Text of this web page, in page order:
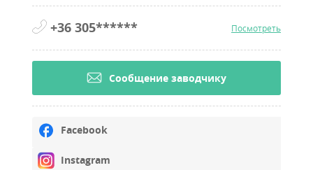
+36 305****** Посмотреть
Cообщение заводчику
Facebook
Instagram